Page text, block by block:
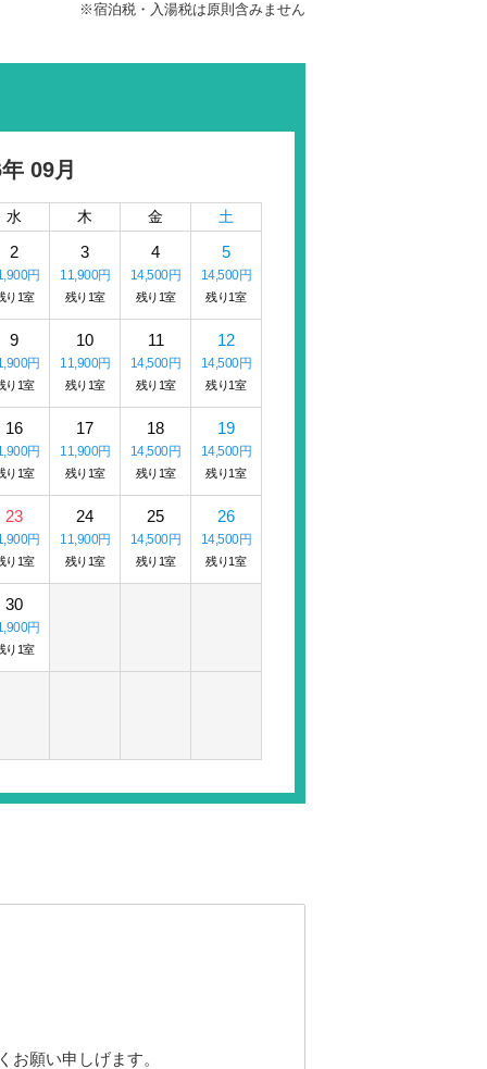
※宿泊税・入湯税は原則含みません
09月
水 木 金 土
2
円
り1室
3
11,900円
残り1室
4
14,500円
残り1室
5
14,500円
残り1室
9
円
り1室
10
11,900円
残り1室
11
14,500円
残り1室
12
14,500円
残り1室
16
円
り1室
17
11,900円
残り1室
18
14,500円
残り1室
19
14,500円
残り1室
23
円
り1室
24
11,900円
残り1室
25
14,500円
残り1室
26
14,500円
残り1室
30
円
り1室
願い申しげます。